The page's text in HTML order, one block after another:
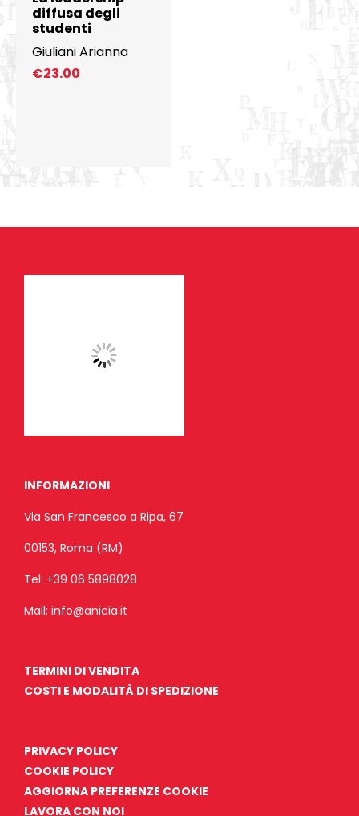
diffusa degli
studenti
Giuliani Arianna
€23.00
INFORMAZIONI
Via San Francesco a Ripa, 67
00153, Roma (RM)
Tel: +39 06 5898028
Mail: info@anicia.it
TERMINI DI VENDITA
COSTI E MODALITÀ DI SPEDIZIONE
PRIVACY POLICY
COOKIE POLICY
AGGIORNA PREFERENZE COOKIE
LAVORA CON NOI